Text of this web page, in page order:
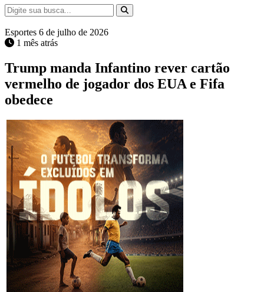
Esportes 6 de julho de 2026
1 mês atrás
Trump manda Infantino rever cartão
vermelho de jogador dos EUA e Fifa
obedece